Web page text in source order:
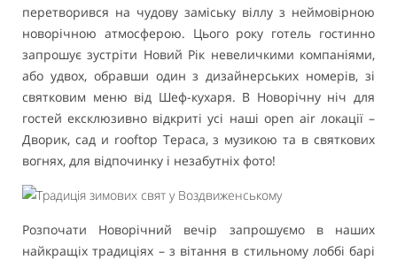
перетворився на чудову заміську віллу з неймовірною
новорічною атмосферою. Цього року готель гостинно
запрошує зустріти Новий Рік невеличкими компаніями,
або удвох, обравши один з дизайнерських номерів, зі
святковим меню від Шеф-кухаря. В Новорічну ніч для
гостей ексклюзивно відкриті усі наші open air локації –
Дворик, сад и rooftop Тераса, з музикою та в святкових
вогнях, для відпочинку і незабутніх фото!
Розпочати Новорічний вечір запрошуємо в наших
найкращіх традиціях – з вітання в стильному лоббі барі